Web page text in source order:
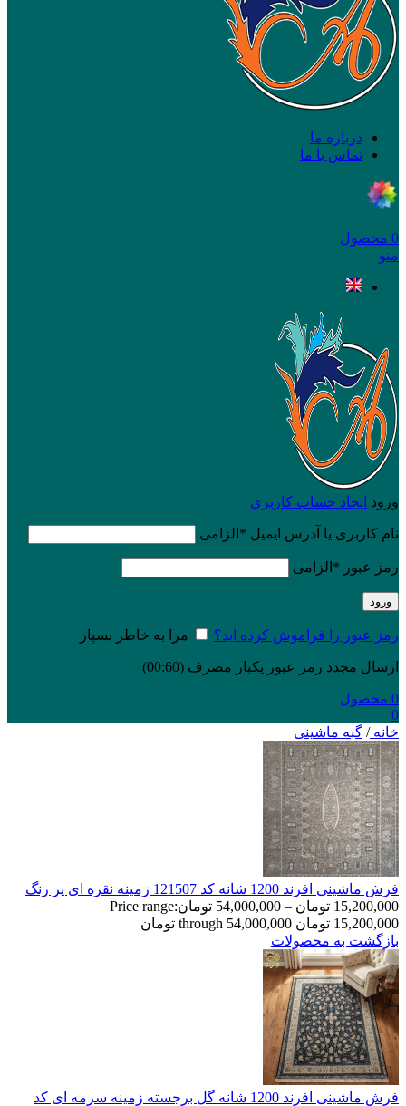
درباره ما
تماس با ما
0 محصول
منو
ورود ایجاد حساب کاربری
نام کاربری یا آدرس ایمیل * الزامی
رمز عبور * الزامی
ورود
رمز عبور را فراموش کرده اید؟ مرا به خاطر بسپار
ارسال مجدد رمز عبور یکبار مصرف (00:
60
)
0 محصول
0
خانه/ گبه ماشینی
فرش ماشینی افرند 1200 شانه کد 121507 زمینه نقره ای پر رنگ
15,200,000 تومان –
54,000,000 تومانPrice range:
15,200,000 تومان through 54,000,000 تومان
بازگشت به محصولات
فرش ماشینی افرند 1200 شانه گل برجسته زمینه سرمه ای کد